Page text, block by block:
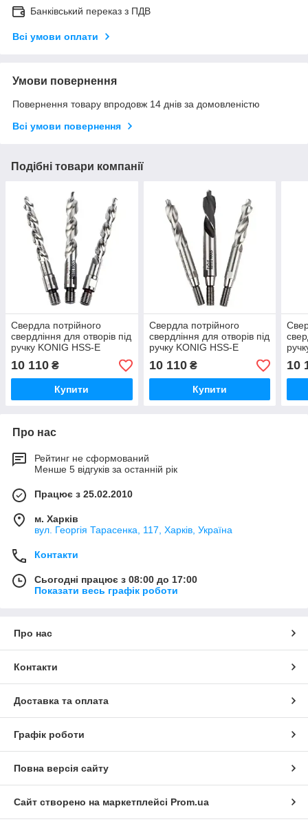
Банківський переказ з ПДВ
Всі умови оплати
Умови повернення
Повернення товару впродовж 14 днів за домовленістю
Всі умови повернення
Подібні товари компанії
Свердла потрійного
свердління для отворів під
ручку KONIG HSS-E
ELUMATEС MT 05
10 110 ₴
Купити
Свердла потрійного
свердління для отворів під
ручку KONIG HSS-E
KABAN MT 09
10 110₴
Купити
10
Про нас
Рейтинг не сформований
Менше 5 відгуків за останній рік
Працює з 25.02.2010
м. Харків
вул. Георгія Тарасенка, 117, Харків, Україна
Контакти
Сьогодні працює з 08:00 до 17:00
Показати весь графік роботи
Про нас
Контакти
Доставка та оплата
Графік роботи
Повна версія сайту
Сайт створено на маркетплейсі Prom.ua